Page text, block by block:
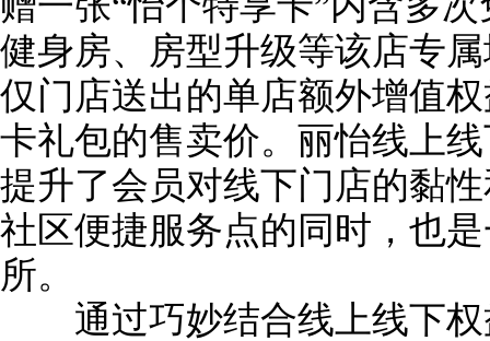
健身房、房型升级等该店专
仅门店送出的单店额外增值
卡礼包的售卖价。丽怡线上
提升了会员对线下门店的黏
社区便捷服务点的同时，也
所。
通过巧妙结合线上线下权